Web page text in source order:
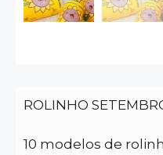
ROLINHO
10 modelos de